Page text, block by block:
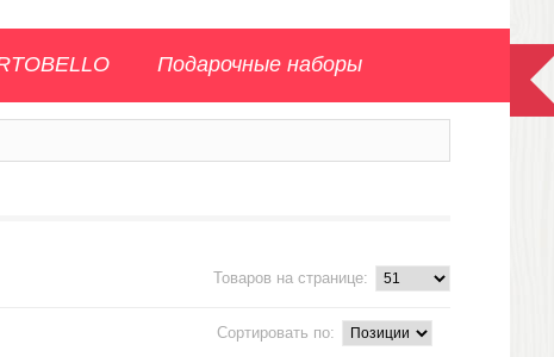
Подарочные наборы
Товаров на странице:
Сортировать по: